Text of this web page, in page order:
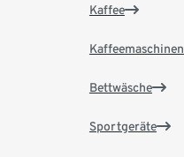
Kaffee
Kaffeemaschinen
Bettwäsche
Sportgeräte